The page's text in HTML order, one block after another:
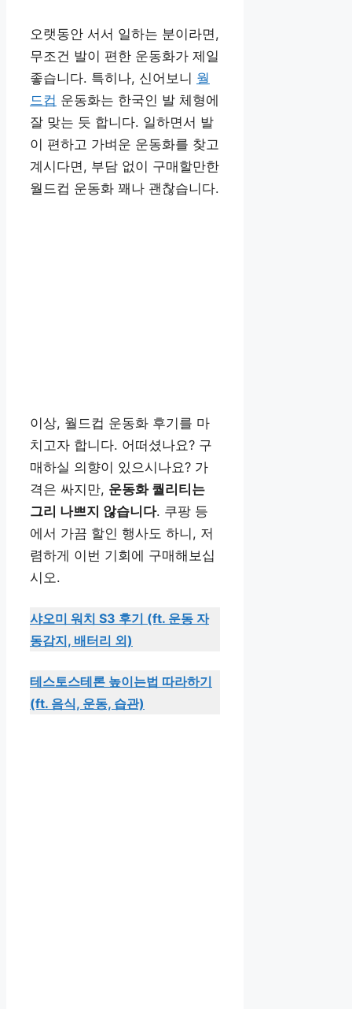
오랫동안 서서 일하는 분이라면,
무조건 발이 편한 운동화가 제일
좋습니다. 특히나, 신어보니 월
드컵 운동화는 한국인 발 체형에
잘 맞는 듯 합니다. 일하면서 발
이 편하고 가벼운 운동화를 찾고
계시다면, 부담 없이 구매할만한
월드컵 운동화 꽤나 괜찮습니다.
이상, 월드컵 운동화 후기를 마
치고자 합니다. 어떠셨나요? 구
매하실 의향이 있으시나요? 가
격은 싸지만, 운동화 퀄리티는
그리 나쁘지 않습니다. 쿠팡 등
에서 가끔 할인 행사도 하니, 저
렴하게 이번 기회에 구매해보십
시오.
샤오미 워치 S3 후기 (ft. 운동 자
동감지, 배터리 외)
테스토스테론 높이는법 따라하기
(ft. 음식, 운동, 습관)